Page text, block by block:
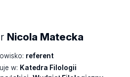
Nicola Matecka
referent
w: Katedra Filologii